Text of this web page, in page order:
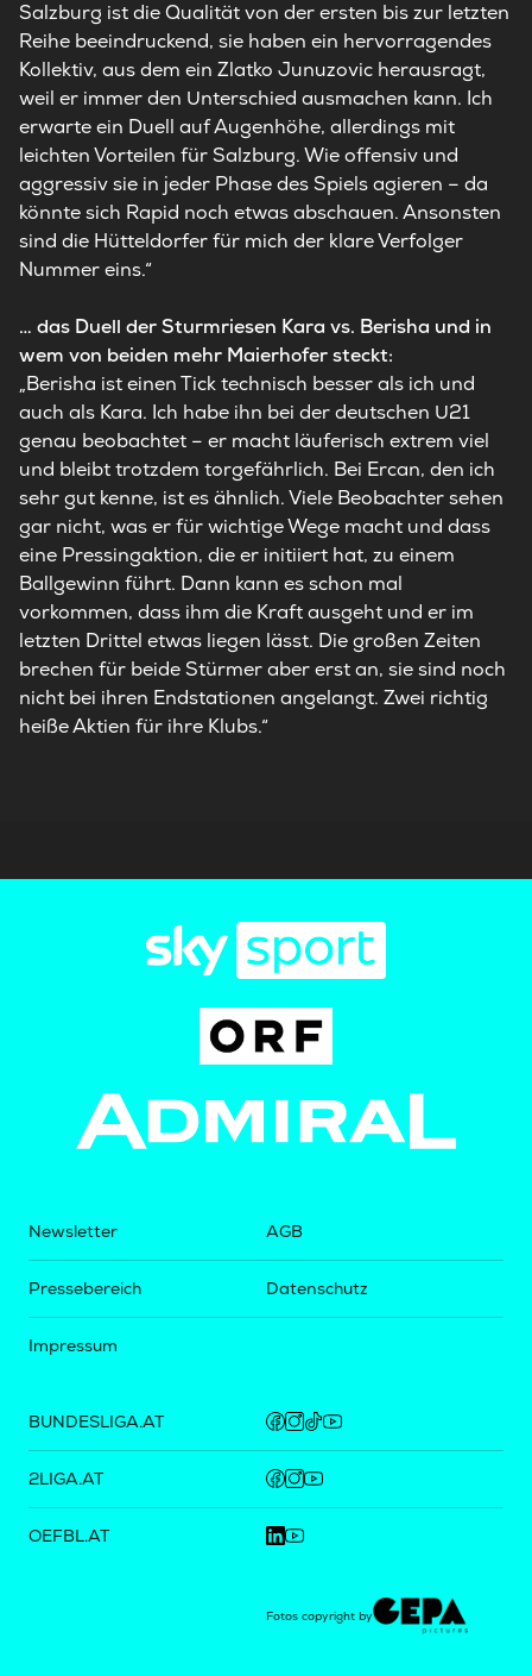
Salzburg ist die Qualität von der ersten bis zur letzten
Reihe beeindruckend, sie haben ein hervorragendes
Kollektiv, aus dem ein Zlatko Junuzovic herausragt,
weil er immer den Unterschied ausmachen kann. Ich
erwarte ein Duell auf Augenhöhe, allerdings mit
leichten Vorteilen für Salzburg. Wie offensiv und
aggressiv sie in jeder Phase des Spiels agieren – da
könnte sich Rapid noch etwas abschauen. Ansonsten
sind die Hütteldorfer für mich der klare Verfolger
Nummer eins.“
… das Duell der Sturmriesen Kara vs. Berisha und in
wem von beiden mehr Maierhofer steckt:
„Berisha ist einen Tick technisch besser als ich und
auch als Kara. Ich habe ihn bei der deutschen U21
genau beobachtet – er macht läuferisch extrem viel
und bleibt trotzdem torgefährlich. Bei Ercan, den ich
sehr gut kenne, ist es ähnlich. Viele Beobachter sehen
gar nicht, was er für wichtige Wege macht und dass
eine Pressingaktion, die er initiiert hat, zu einem
Ballgewinn führt. Dann kann es schon mal
vorkommen, dass ihm die Kraft ausgeht und er im
letzten Drittel etwas liegen lässt. Die großen Zeiten
brechen für beide Stürmer aber erst an, sie sind noch
nicht bei ihren Endstationen angelangt. Zwei richtig
heiße Aktien für ihre Klubs.“
Newsletter
Pressebereich
Impressum
AGB
Datenschutz
BUNDESLIGA.AT
2LIGA.AT
OEFBL.AT
Fotos copyright by